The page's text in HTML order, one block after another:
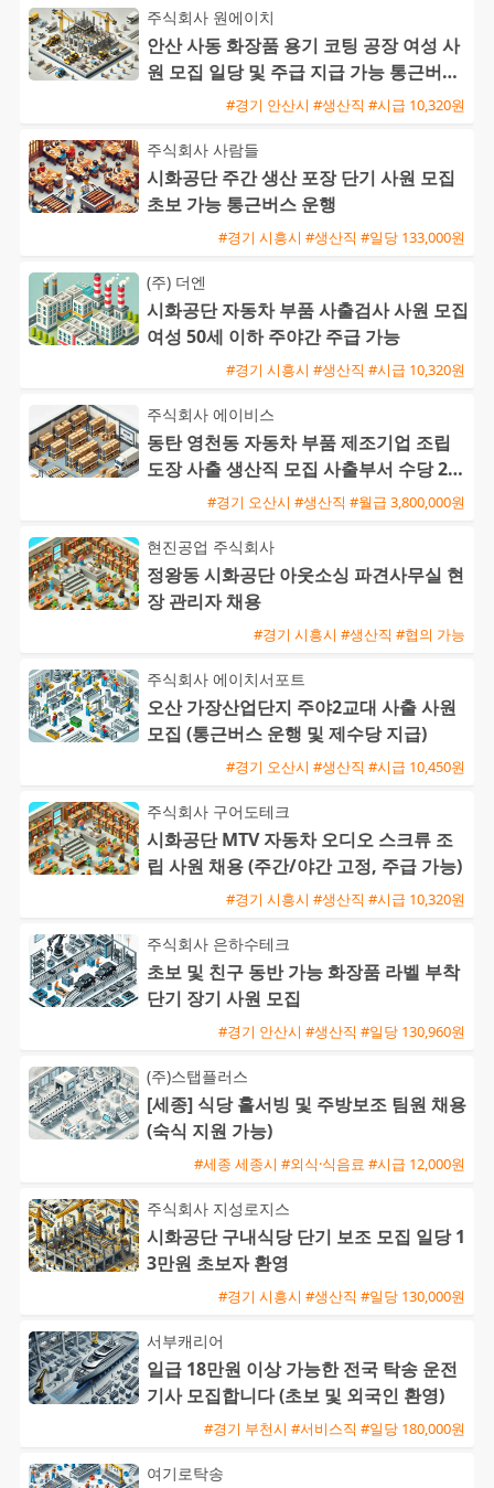
주식회사 원에이치
안산 사동 화장품 용기 코팅 공장 여성 사
원 모집 일당 및 주급 지급 가능 통근버스
#경기 안산시 #생산직 #시급 10,320원
주식회사 사람들
시화공단 주간 생산 포장 단기 사원 모집
초보 가능 통근버스 운행
#경기 시흥시 #생산직 #일당 133,000원
(주) 더엔
시화공단 자동차 부품 사출검사 사원 모집
여성 50세 이하 주야간 주급 가능
#경기 시흥시 #생산직 #시급 10,320원
주식회사 에이비스
동탄 영천동 자동차 부품 제조기업 조립
도장 사출 생산직 모집 사출부서 수당 20
만원 지급#경기 오산시 #생산직 #월급 3,800,000원
현진공업 주식회사
정왕동 시화공단 아웃소싱 파견사무실 현
장 관리자 채용
#경기 시흥시 #생산직 #협의 가능
주식회사 에이치서포트
오산 가장산업단지 주야2교대 사출 사원
모집 (통근버스 운행 및 제수당 지급)
#경기 오산시 #생산직 #시급 10,450원
주식회사 구어도테크
시화공단 MTV 자동차 오디오 스크류 조
립 사원 채용 (주간/야간 고정, 주급 가능)
#경기 시흥시 #생산직 #시급 10,320원
주식회사 은하수테크
초보 및 친구 동반 가능 화장품 라벨 부착
단기 장기 사원 모집
#경기 안산시 #생산직 #일당 130,960원
(주)스탭플러스
[세종] 식당 홀서빙 및 주방보조 팀원 채용
(숙식 지원 가능)
#세종 세종시 #외식·식음료 #시급 12,000원
주식회사 지성로지스
시화공단 구내식당 단기 보조 모집 일당 1
3만원 초보자 환영
#경기 시흥시 #생산직 #일당 130,000원
서부캐리어
일급 18만원 이상 가능한 전국 탁송 운전
기사 모집합니다 (초보 및 외국인 환영)
#경기 부천시 #서비스직 #일당 180,000원
여기로탁송